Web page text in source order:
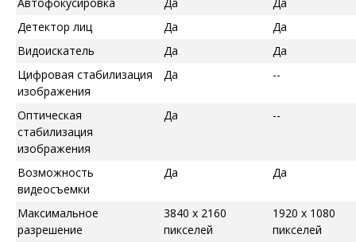
Детектор лиц
Да
Да
Видоискатель
Да
Да
Цифровая стабилизация
изображения
Да --
Оптическая
стабилизация
изображения
Да --
Возможность
видеосъемки
Да Да
Максимальное
разрешение
3840 x 2160
пикселей
1920 x 1080
пикселей